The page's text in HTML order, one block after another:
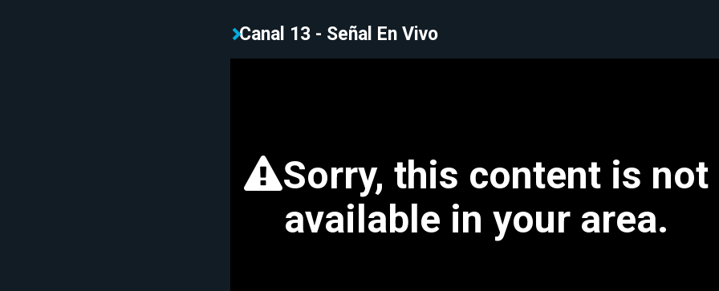
Canal 13 - Señal En Vivo